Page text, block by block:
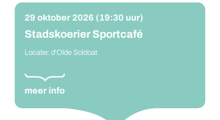
29 oktober 2026 (19:30 uur)
Stadskoerier Sportcafé
Locatie: d'Olde Soldoat